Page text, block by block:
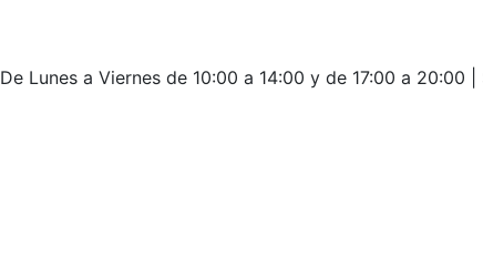
De Lunes a Viernes de 10:00 a 14:00 y de 17:00 a 20:00